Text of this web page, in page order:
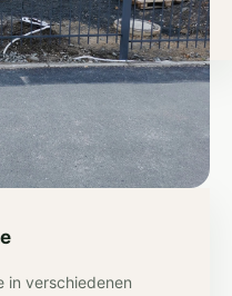
in verschiedenen